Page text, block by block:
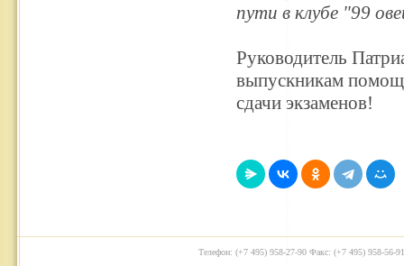
пути в клубе "99
Руководитель
выпускникам
сдачи экзаменов!
Телефон: (+7 495) 958-27-90 Факс: (+7 495) 958-56-